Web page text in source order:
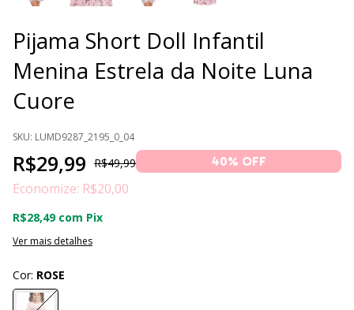
Pijama Short Doll Infantil
Menina Estrela da Noite Luna
Cuore
SKU: LUMD9287_2195_0_04
R$29,99 R$49,99 40% OFF
Economize: R$20,00
R$28,49 com Pix
Ver mais detalhes
Cor: ROSE